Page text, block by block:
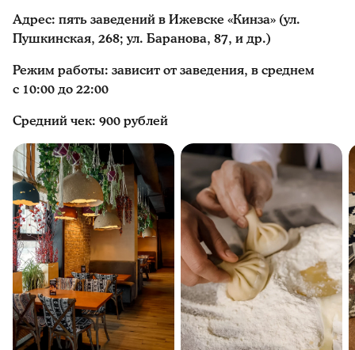
Адрес: пять заведений в Ижевске «Кинза» (ул.
Пушкинская, 268; ул. Баранова, 87, и др.)
Режим работы: зависит от заведения, в среднем
с 10:00 до 22:00
Средний чек: 900 рублей